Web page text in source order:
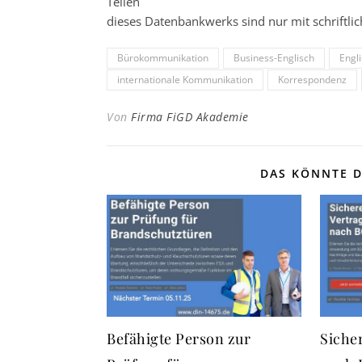
dieses Datenbankwerks sind nur mit
Bürokommunikation Business-Englisch
internationale Kommunikation
Korrespondenz
Von Firma FiGD Akademie
DAS KÖNNTE
Befähigte Person zur